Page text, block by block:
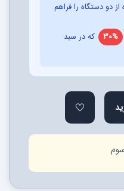
دستگاه را فراهم
30% که در سبد